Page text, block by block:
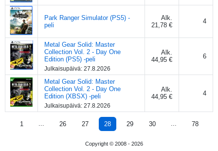
Park Ranger Simulator (PS5) -
peli
Alk.
21,78 €
4
Metal Gear Solid: Master
Collection Vol. 2 - Day One
Edition (PS5) -peli
Julkaisupäivä: 27.8.2026
Alk.
44,95 €
6
Metal Gear Solid: Master
Collection Vol. 2 - Day One
Edition (XBSX) -peli
Julkaisupäivä: 27.8.2026
Alk.
44,95 €
4
1 26 27 28 29 30 78
Copyright © 2008 - 2026